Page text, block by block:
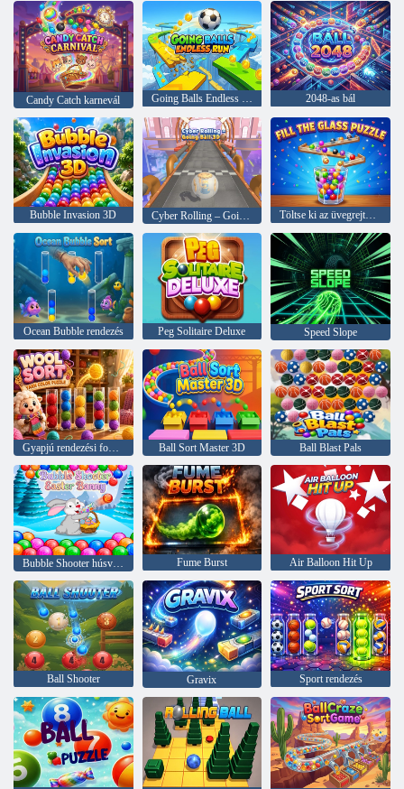
Candy Catch karnevál Going Balls Endless Run 2048-as bál
Bubble Invasion 3D Cyber Rolling – Going Ball 3D Töltse ki az üvegrejtvényt
Ocean Bubble rendezés Peg Solitaire Deluxe Speed Slope
Ball Sort Master 3D Ball Blast Pals
Bubble Shooter húsvéti nyuszi Fume Burst Air Balloon Hit Up
Ball Shooter Gravix Sport rendezés